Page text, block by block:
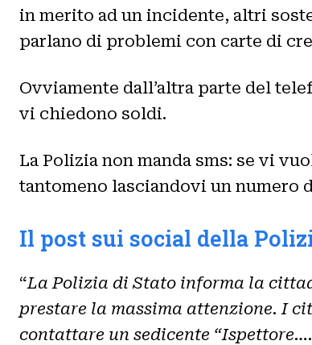
in merito ad un incidente, altri
parlano di problemi con carte di
Ovviamente dall’altra parte del
vi chiedono soldi.
La Polizia non manda sms: se vi
tantomeno lasciandovi un numero
Il post sui social della
“La Polizia di Stato informa la
prestare la massima attenzione. I
contattare un sedicente